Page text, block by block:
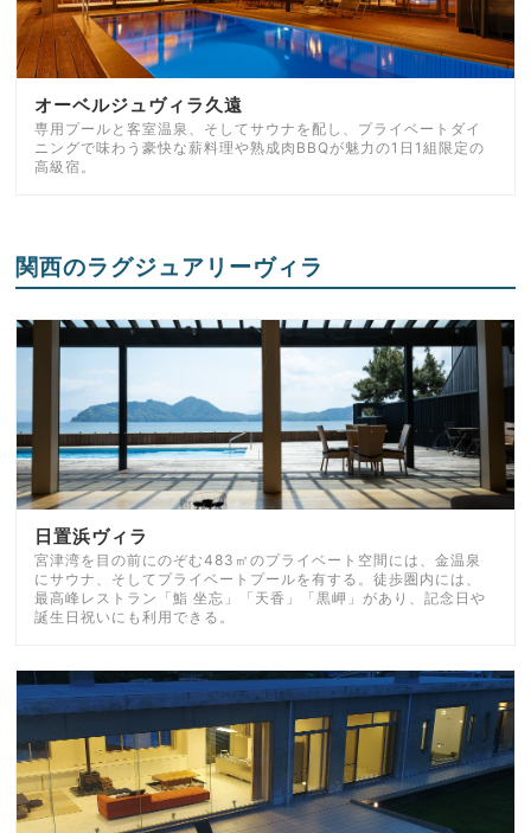
オーベルジュヴィラ久遠
専用プールと客室温泉、そしてサウナを配し、プライベートダイ
ニングで味わう豪快な薪料理や熟成肉BBQが魅力の1日1組限定の
高級宿。
関西のラグジュアリーヴィラ
日置浜ヴィラ
宮津湾を目の前にのぞむ483㎡のプライベート空間には、金温泉
にサウナ、そしてプライベートプールを有する。徒歩圏内には、
最高峰レストラン「鮨 坐忘」「天香」「黒岬」があり、記念日や
誕生日祝いにも利用できる。